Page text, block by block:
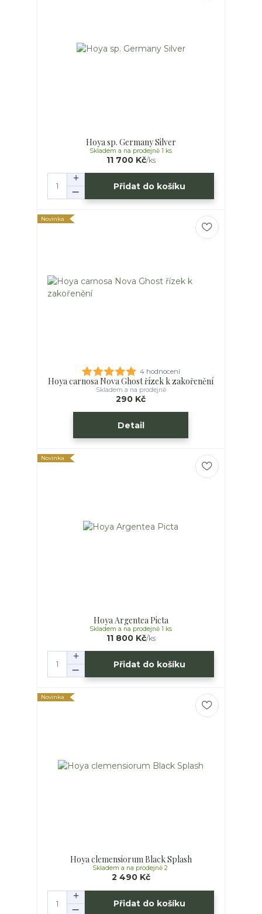
Hoya sp. Germany Silver
11 700 Kč/ks
Skladem a na prodejně 1 ks
Přidat do košíku
Novinka
4 hodnocení
Hoya carnosa Nova Ghost řízek k zakořenění
290 Kč
Skladem a na prodejně
Detail
Novinka
Hoya Argentea Picta
11 800 Kč/ks
Skladem a na prodejně 1 ks
Přidat do košíku
Novinka
Hoya clemensiorum Black Splash
2 490 Kč
Skladem a na prodejně 2
Přidat do košíku